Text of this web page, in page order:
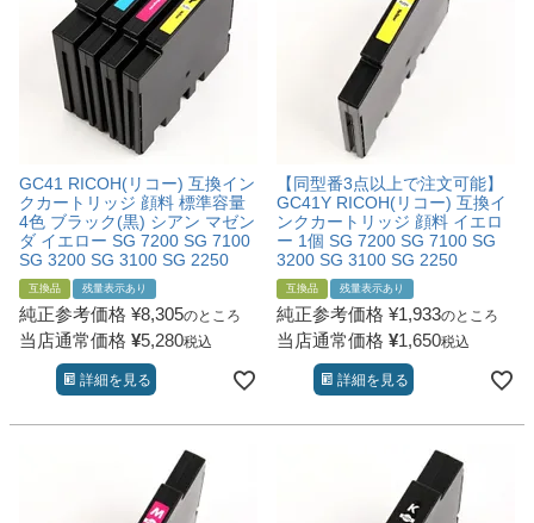
記事を探す
お客様の声
お店の紹介
ご利用ガイド
よくある質問
お問い合わせ
会員専用商品
説明書ダウンロード
GC41 RICOH(リコー) 互換イン
クカートリッジ 顔料 標準容量
4色 ブラック(黒) シアン マゼン
ダ イエロー SG 7200 SG 7100
SG 3200 SG 3100 SG 2250
互換品 残量表示あり
純正参考価格 ¥8,305のところ
当店通常価格 ¥5,280税込
詳細を見る
【同型番3点以上で注文可能】
GC41Y RICOH(リコー) 互換イ
ンクカートリッジ 顔料 イエロ
ー 1個 SG 7200 SG 7100 SG
3200 SG 3100 SG 2250
互換品 残量表示あり
純正参考価格 ¥1,933のところ
当店通常価格 ¥1,650税込
詳細を見る